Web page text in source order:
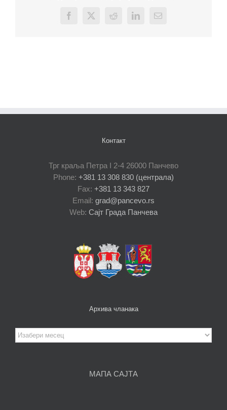
Facebook
X Reddit LinkedInEmail
Контакт
Трг краља Петра I 2-4 26000 Панчево
Phone: +381 13 308 830 (централа)
Fax: +381 13 343 827
Email: grad@pancevo.rs
Web: Сајт Града Панчева
Архива чланака
Архива
чланака
МАПА САЈТА